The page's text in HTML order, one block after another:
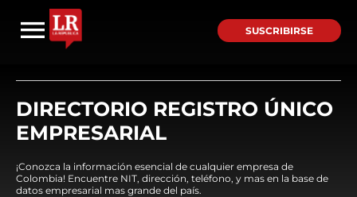
SUSCRIBIRSE
DIRECTORIO REGISTRO ÚNICO
EMPRESARIAL
¡Conozca la información esencial de cualquier empresa de
Colombia! Encuentre NIT, dirección, teléfono, y mas en la base de
datos empresarial mas grande del país.